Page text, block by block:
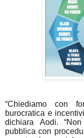
“Chiediamo con
burocratica e
dichiara Aodi.
pubblica con